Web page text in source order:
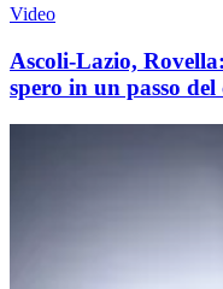
Video
Ascoli-Lazio,
spero in un passo